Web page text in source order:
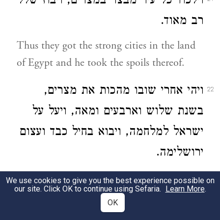
רב מאוד.
Thus they got the strong cities in the land
of Egypt and he took the spoils thereof.
22
ויהי אחרי שובו מהכות את מצרים,
בשנת שלוש וארבעים ומאה, ויעל על
ישראל למלחמה, ויבוא בחיל כבד ועצום
ירושלימה.
And after that Antiochus had smitten
Egypt, he returned again in the hundred
forty and third year, and went up against
We use cookies to give you the best experience possible on
our site. Click OK to continue using Sefaria. Learn More.
OK